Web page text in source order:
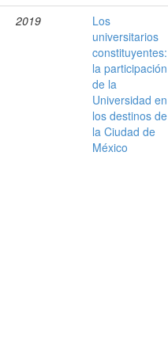
2019
Los
universitarios
constituyentes:
la participación
de la
Universidad en
los destinos de
la Ciudad de
México